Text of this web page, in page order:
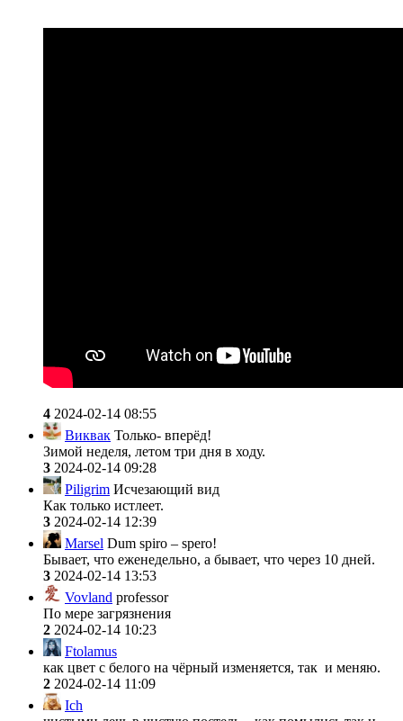
4 2024-02-14 08:55
Виквак Только- вперёд!
Зимой неделя, летом три дня в ходу.
3 2024-02-14 09:28
Piligrim Исчезающий вид
Как только истлеет.
3 2024-02-14 12:39
Marsel Dum spiro – spero!
Бывает, что еженедельно, а бывает, что через 10 дней.
3 2024-02-14 13:53
Vovland professor
По мере загрязнения
2 2024-02-14 10:23
Ftolamus
как цвет с белого на чёрный изменяется, так и меняю.
2 2024-02-14 11:09
Ich